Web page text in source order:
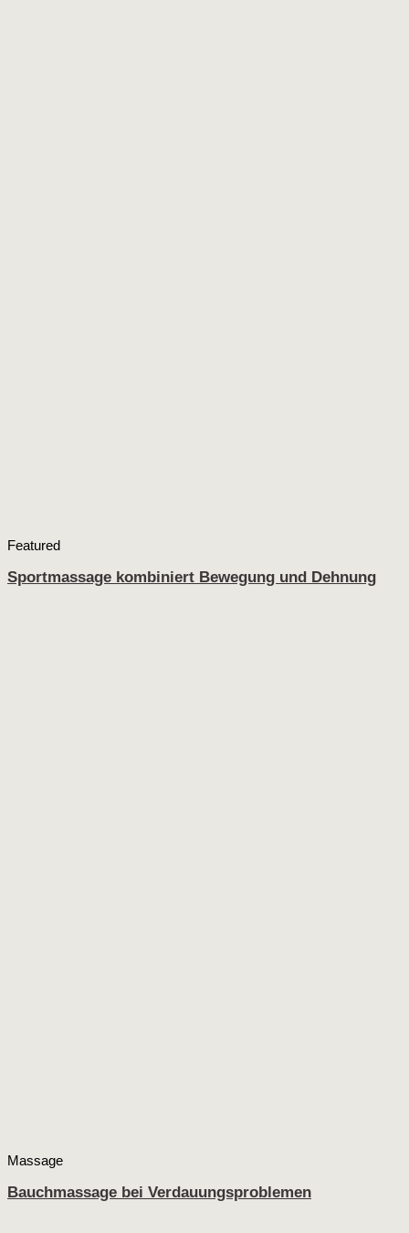
Featured
Sportmassage kombiniert Bewegung und Dehnung
Massage
Bauchmassage bei Verdauungsproblemen